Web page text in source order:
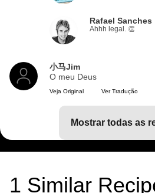
Rafael Sanches
Ahhh legal. 👏
小马Jim
O meu Deus
Veja Original Ver Tradução
mostrar todas as
1 Similar